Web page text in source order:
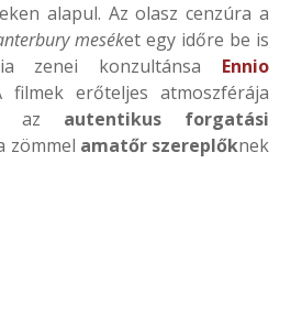
alapul. Az olasz cenzúra a
meséket egy időre be is
zenei konzultánsa Ennio
filmek erőteljes atmoszférája
az autentikus
forgatási
zömmel amatőr szereplőknek